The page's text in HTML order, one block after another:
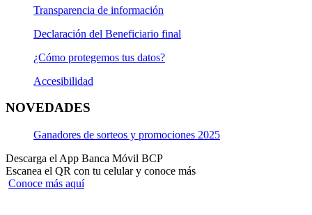
Transparencia de información
Declaración del Beneficiario final
¿Cómo protegemos tus datos?
Accesibilidad
NOVEDADES
Ganadores de sorteos y promociones 2025
Descarga el App Banca Móvil BCP
Escanea el QR con tu celular y conoce más
Conoce más aquí